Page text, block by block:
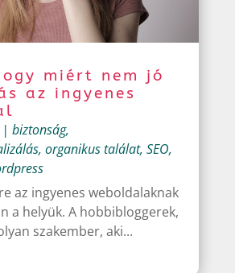
miért nem jó
az ingyenes
biztonság,
, organikus találat, SEO,
az ingyenes weboldalaknak
a helyük. A hobbibloggerek,
szakember, aki...